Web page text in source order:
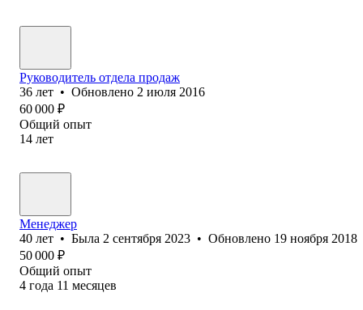
Руководитель отдела продаж
36 лет • Обновлено 2 июля 2016
60 000 ₽
Общий опыт
14 лет
Менеджер
40 лет • Была 2 сентября 2023 • Обновлено 19 ноября 2018
50 000 ₽
Общий опыт
4 года 11 месяцев